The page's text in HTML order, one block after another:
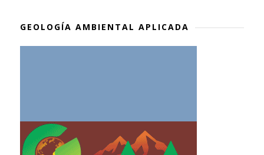
GEOLOGÍA AMBIENTAL APLICADA